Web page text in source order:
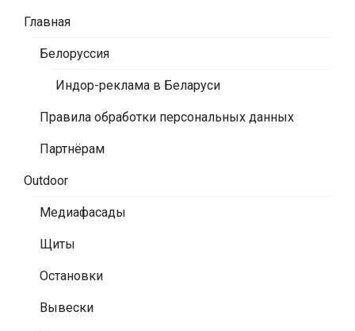
Главная
Белоруссия
Индор-реклама в Беларуси
Правила обработки персональных данных
Партнёрам
Outdoor
Медиафасады
Щиты
Остановки
Вывески